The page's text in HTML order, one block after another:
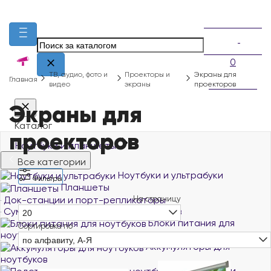
0
Каталог
Ноутбуки и планшеты
Все категории
Ноутбуки и ультрабуки
Планшеты
Док-станции и порт-репликаторы
Сумки, чехлы и рюкзаки для ноутбуков
Блоки питания для
ноутбуков
Аккумуляторы для
ноутбуков
Главная
ТВ, аудио, фото и
видео
Проекторы и
экраны
Экраны для
проекторов
Экраны для
проекторов
Фильтры
На страницу
20
Сортировка по
по алфавиту, А-Я